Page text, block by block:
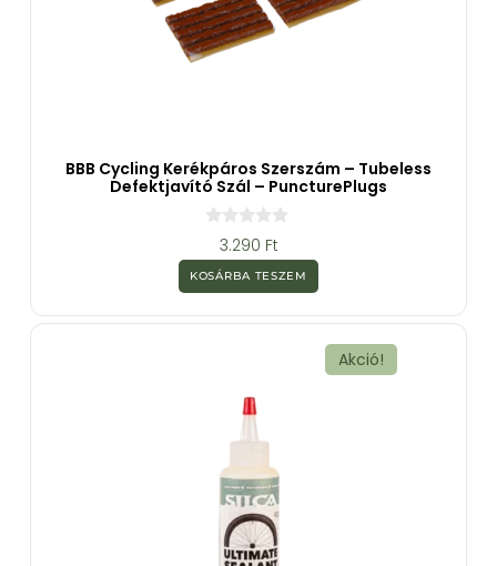
BBB Cycling Kerékpáros Szerszám – Tubeless
Defektjavító Szál – PuncturePlugs
z
5
b
3.290 Ft
KOSÁRBA TESZEM
Akció!